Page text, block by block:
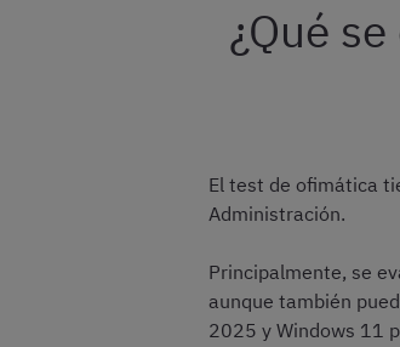
¿Qué
El test de ofimática
Administración.
Principalmente, se
aunque también
2025 y Windows 11